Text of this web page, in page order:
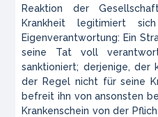
Reaktion der
Krankheit legitimiert
Eigenverantwortung: Ein
seine Tat voll
sanktioniert; derjenige, der
der Regel nicht für seine
befreit ihn von ansonsten
Krankenschein von der